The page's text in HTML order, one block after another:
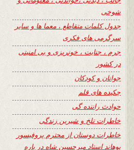
شوخی
جدول کلمات متقاطع ، معما ها و سایر
سرگرمی های فکری
جرم ، جنایت ، خونریزی و بی امنیتی
در کشور
جوانان و کودکان
چکیده های قلم
حوادث راننده گی
خاطرات تلخ و شیرین زندگی
خاطرات دوستان از محترم پروفیسور
پوهاند استاد میرحسین شاه در باره